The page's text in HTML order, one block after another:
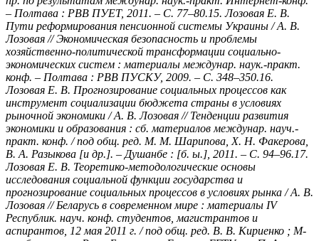
– Полтава : РВВ ПУЕТ, 2011. – С. 77–80.15. Лозовая Е. В.
Пути реформирования пенсионной системы Украины / А. В.
Лозовая // Экономическая безопасность и проблемы
хозяйственно-политической трансформации социально-
экономических систем : материалы междунар. наук.-практ.
конф. – Полтава : РВВ ПУСКУ, 2009. – С. 348–350.16.
Лозовая Е. В. Прогнозирование социальных процессов как
инструмент социализации бюджета страны в условиях
рыночной экономики / А. В. Лозовая // Тенденции развития
экономики и образования : сб. материалов междунар. науч.-
практ. конф. / под общ. ред. М. М. Шарипова, Х. Н. Факерова,
В. А. Разыкова [и др.]. – Душанбе : [б. ы.], 2011. – С. 94–96.17.
Лозовая Е. В. Теоретико-методологические основы
исследования социальной функции государства и
прогнозирование социальных процессов в условиях рынка / А. В.
Лозовая // Беларусь в современном мире : материалы IV
Республик. науч. конф. студентов, магистрантов и
аспирантов, 12 мая 2011 г. / под общ. ред. В. В. Кириенко ; М-